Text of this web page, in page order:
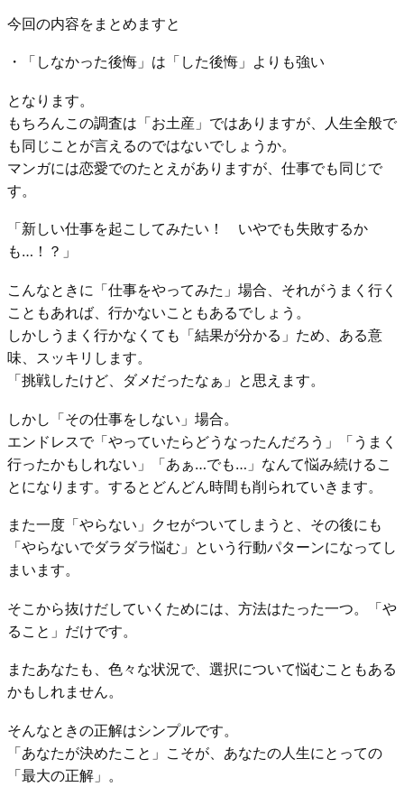
今回の内容をまとめますと
・「しなかった後悔」は「した後悔」よりも強い
となります。
もちろんこの調査は「お土産」ではありますが、人生全般で
も同じことが言えるのではないでしょうか。
マンガには恋愛でのたとえがありますが、仕事でも同じで
す。
「新しい仕事を起こしてみたい！ いやでも失敗するか
も…！？」
こんなときに「仕事をやってみた」場合、それがうまく行く
こともあれば、行かないこともあるでしょう。
しかしうまく行かなくても「結果が分かる」ため、ある意
味、スッキリします。
「挑戦したけど、ダメだったなぁ」と思えます。
しかし「その仕事をしない」場合。
エンドレスで「やっていたらどうなったんだろう」「うまく
行ったかもしれない」「あぁ…でも…」なんて悩み続けるこ
とになります。するとどんどん時間も削られていきます。
また一度「やらない」クセがついてしまうと、その後にも
「やらないでダラダラ悩む」という行動パターンになってし
まいます。
そこから抜けだしていくためには、方法はたった一つ。「や
ること」だけです。
またあなたも、色々な状況で、選択について悩むこともある
かもしれません。
そんなときの正解はシンプルです。
「あなたが決めたこと」こそが、あなたの人生にとっての
「最大の正解」。